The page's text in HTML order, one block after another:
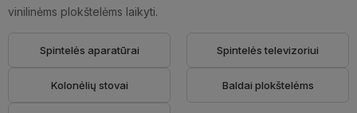
vinilinėms plokštelėms laikyti.
Spintelės aparatūrai Spintelės televizoriui
Kolonėlių stovai Baldai plokštelėms